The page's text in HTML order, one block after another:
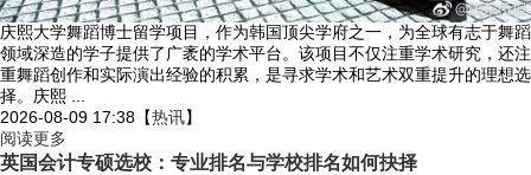
庆熙大学舞蹈博士留学项目，作为韩国顶尖学府之一，为全球有志于舞蹈
领域深造的学子提供了广袤的学术平台。该项目不仅注重学术研究，还注
重舞蹈创作和实际演出经验的积累，是寻求学术和艺术双重提升的理想选
择。庆熙 ...
2026-08-09 17:38 【热讯】
阅读更多
英国会计专硕选校：专业排名与学校排名如何抉择